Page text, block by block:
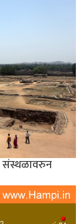
संस्थळावरुन